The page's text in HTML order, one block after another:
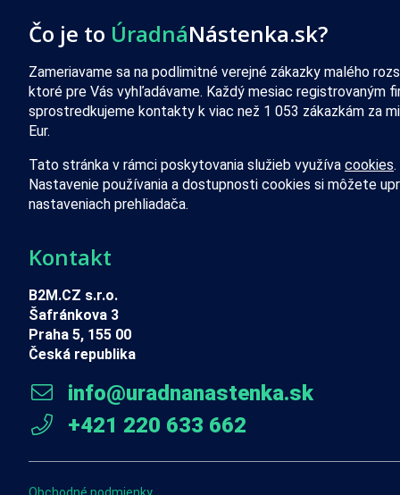
Čo je to ÚradnáNástenka.sk?
Zameriavame sa na podlimitné verejné zákazky malého
ktoré pre Vás vyhľadávame. Každý mesiac registrovaným
sprostredkujeme kontakty k viac než 1 053 zákazkám za
Eur.
Tato stránka v rámci poskytovania služieb využíva cookies.
Nastavenie používania a dostupnosti cookies si môžete
nastaveniach prehliadača.
Kontakt
B2M.CZ s.r.o.
Šafránkova 3
Praha 5, 155 00
Česká republika
info@uradnanastenka.sk
+421 220 633 662